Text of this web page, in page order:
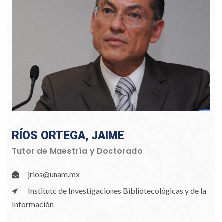
RÍOS ORTEGA, JAIME
Tutor de Maestría y Doctorado
jrios@unam.mx
Instituto de Investigaciones Bibliotecológicas y de la
Información